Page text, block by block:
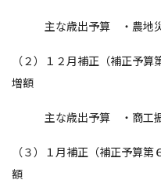
主な歳出予算 ・農地災
（２）１２月補正（補正予
増額
主な歳出予算 ・商工
（３）１月補正（補正予算
額